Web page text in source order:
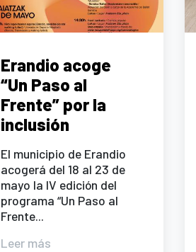
Erandio acoge
“Un Paso al
Frente” por la
inclusión
El municipio de Erandio
acogerá del 18 al 23 de
mayo la IV edición del
programa “Un Paso al
Frente...
Leer más